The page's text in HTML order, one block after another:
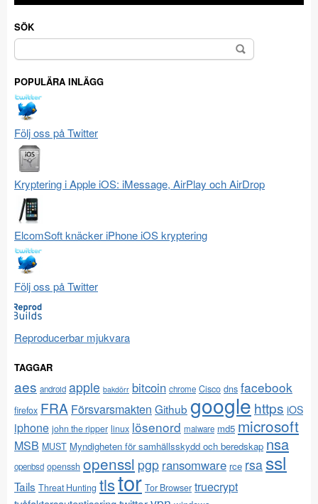
SÖK
Sök
efter:
POPULÄRA INLÄGG
Följ oss på Twitter
Kryptering i Apple iOS: iMessage, AirPlay och AirDrop
ElcomSoft knäcker iPhone iOS kryptering
Följ oss på Twitter
Reproducerbar mjukvara
TAGGAR
aes android apple bakdörr bitcoin chrome Cisco dns facebook
firefox FRA Försvarsmakten Github google https iOS
iphone john the ripper linux lösenord malware md5 microsoft
MSB MUST Myndigheten för samhällsskydd och beredskap nsa
openbsd openssh openssl pgp ransomware rce rsa ssl
Tails Threat Hunting tlstor Tor Browser truecrypt